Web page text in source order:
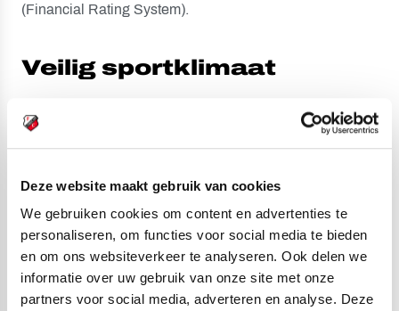
Deze website maakt gebruik van cookies
We gebruiken cookies om content en advertenties te
personaliseren, om functies voor social media te bieden
en om ons websiteverkeer te analyseren. Ook delen we
informatie over uw gebruik van onze site met onze
partners voor social media, adverteren en analyse. Deze
(Financial Rating System).
Veilig sportklimaat
werkklimaat en is sinds april 2026 hiervoor Kiwa
vertrouwenscontactpersonen.